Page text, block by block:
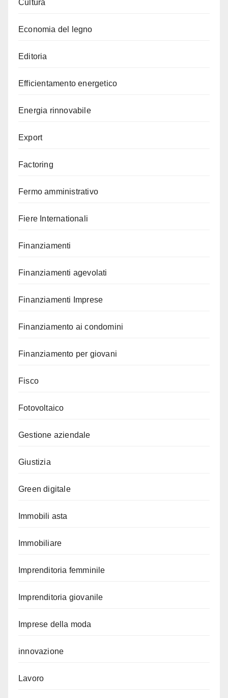
Cultura
Economia del legno
Editoria
Efficientamento energetico
Energia rinnovabile
Export
Factoring
Fermo amministrativo
Fiere Internationali
Finanziamenti
Finanziamenti agevolati
Finanziamenti Imprese
Finanziamento ai condomini
Finanziamento per giovani
Fisco
Fotovoltaico
Gestione aziendale
Giustizia
Green digitale
Immobili asta
Immobiliare
Imprenditoria femminile
Imprenditoria giovanile
Imprese della moda
innovazione
Lavoro